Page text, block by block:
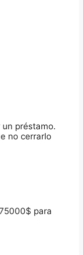
préstamo.
no cerrarlo
para